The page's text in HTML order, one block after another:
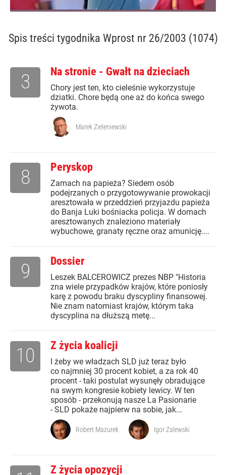
Spis treści tygodnika Wprost nr 26/2003 (1074)
Na stronie - Gwałt na dzieciach
Chory jest ten, kto cieleśnie wykorzystuje
dziatki. Chore będą one aż do końca swego
żywota.
3
Marek Zieleniewski
Peryskop
Zamach na papieża? Siedem osób
podejrzanych o przygotowywanie prowokacji
aresztowała w przeddzień przyjazdu papieża
do Banja Luki bośniacka policja. W domach
aresztowanych znaleziono materiały
wybuchowe, granaty ręczne oraz amunicję....
8
Dossier
Leszek BALCEROWICZ prezes NBP "Historia
zna wiele przypadków krajów, które poniosły
karę z powodu braku dyscypliny finansowej.
Nie znam natomiast krajów, którym taka
dyscyplina na dłuższą metę...
9
Z życia koalicji
I żeby we władzach SLD już teraz było
co najmniej 30 procent kobiet, a za rok 40
procent - taki postulat wysunęły obradujące
na swym kongresie kobiety lewicy. W ten
sposób - przekonują nasze La Pasionarie
- SLD pokaże najpierw na sobie, jak...
10
Robert Mazurek Igor Zalewski
Z życia opozycji